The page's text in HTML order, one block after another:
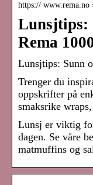
https:// www.rema.no
Lunsjtips:
Rema
Lunsjtips: Sunn
Trenger du
oppskrifter på
smaksrike
Lunsj er viktig
dagen. Se våre
matmuffins og